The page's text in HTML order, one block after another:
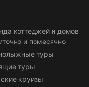
коттеджей и домов
и помесячно
туры
туры
круизы